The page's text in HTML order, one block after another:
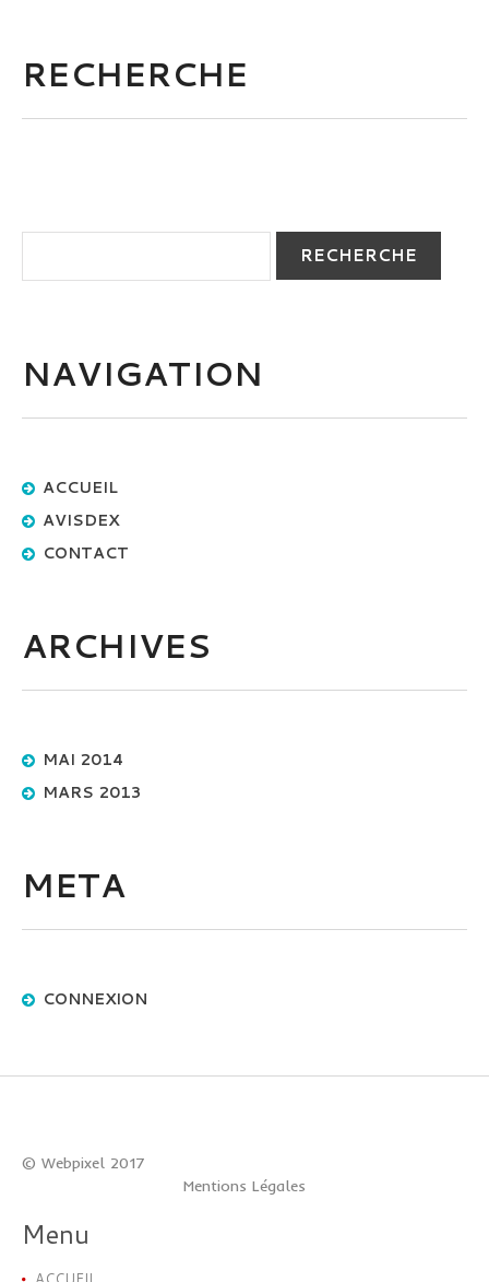
RECHERCHE
NAVIGATION
ACCUEIL
AVISDEX
CONTACT
ARCHIVES
MAI 2014
MARS 2013
META
CONNEXION
© Webpixel 2017
Mentions Légales
Menu